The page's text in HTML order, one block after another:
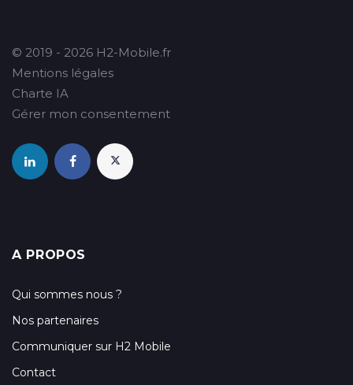
© 2019 - 2026 H2-Mobile.fr
Mentions légales
Charte IA
Gérer mon consentement
A PROPOS
Qui sommes nous ?
Nos partenaires
Communiquer sur H2 Mobile
Contact